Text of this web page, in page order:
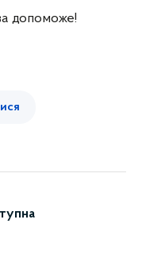
допоможе!